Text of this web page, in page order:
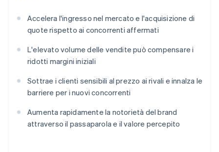
Accelera l'ingresso nel mercato e l'acquisizione di
quote rispetto ai concorrenti affermati
L'elevato volume delle vendite può compensare i
ridotti margini iniziali
Sottrae i clienti sensibili al prezzo ai rivali e innalza le
barriere per i nuovi concorrenti
Aumenta rapidamente la notorietà del brand
attraverso il passaparola e il valore percepito